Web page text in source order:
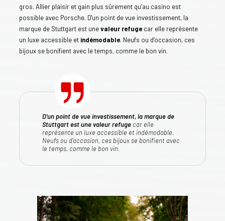
gros. Allier plaisir et gain plus sûrement qu’au casino est
possible avec Porsche. D'un point de vue investissement, la
marque de Stuttgart est unevaleur refuge car elle représente
un luxe accessible et indémodable. Neufs ou d’occasion, ces
bijoux se bonifient avec le temps, comme le bon vin.
D'un point de vue investissement, la marque de
Stuttgart est une valeur refuge car elle
représente un luxe accessible et indémodable.
Neufs ou d’occasion, ces bijoux se bonifient avec
le temps, comme le bon vin.